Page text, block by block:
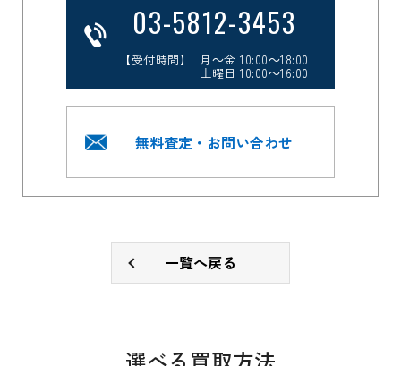
03-5812-3453
【受付時間】 月～金 10:00～18:00
土曜日 10:00～16:00
無料査定・お問い合わせ
一覧へ戻る